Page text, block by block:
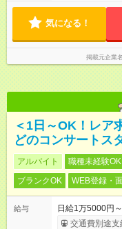
気になる！
掲載元企業名
＜1日～OK！レア
どのコンサートス
アルバイト 職種未経験OK
ブランクOK
WEB登録・
給与
日給1万5000円
交通費別途支